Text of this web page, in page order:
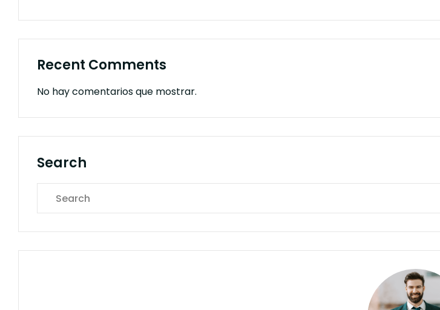
Recent Comments
No hay comentarios que mostrar.
Search